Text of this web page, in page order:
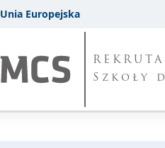
Unia Europejska
Szkoły